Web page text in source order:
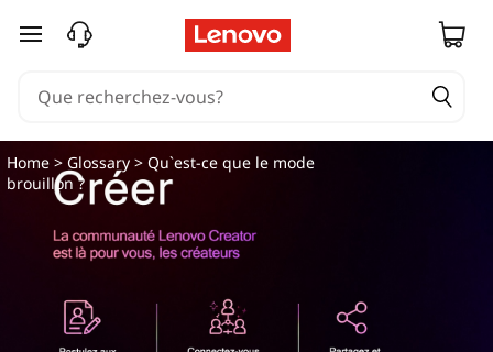
Q
e
passer au contenu principal
Home >Glossary > Qu`est-ce que le mode
brouillon ?